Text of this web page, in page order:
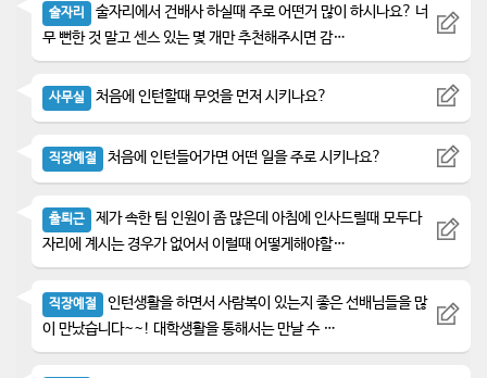
술자리
술자리에서 건배사 하실때 주로 어떤거 많이 하시나요? 너
무 뻔한 것 말고 센스 있는 몇 개만 추천해주시면 감…
사무실 처음에 인턴할때 무엇을 먼저 시키나요?
직장예절 처음에 인턴들어가면 어떤 일을 주로 시키나요?
출퇴근
제가 속한 팀 인원이 좀 많은데 아침에 인사드릴때 모두다
자리에 계시는 경우가 없어서 이럴때 어떻게해야할…
직장예절
인턴생활을 하면서 사람복이 있는지 좋은 선배님들을 많
이 만났습니다~~! 대학생활을 통해서는 만날 수 …